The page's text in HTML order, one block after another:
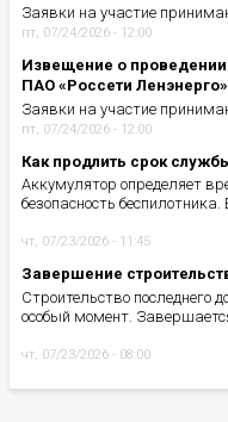
Заявки на участие
пт, 07/24/2026 - 12:00
Извещение о
ПАО «Россети Ленэнерго»
Заявки на участие
пт, 07/24/2026 - 12:00
Как продлить срок
Аккумулятор определяет
безопасность беспилотника.
чт, 07/23/2026 - 11:45
Завершение
Строительство последнего
особый момент.
чт, 07/23/2026 - 08:00